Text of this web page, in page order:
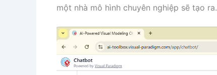
một nhà mô hình chuyên nghiệp sẽ tạo ra.